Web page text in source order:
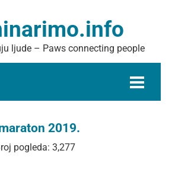
ljude – Paws connecting people
2019.
pogleda: 3,277